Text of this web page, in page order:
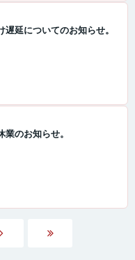
遅延についてのお知らせ。
業のお知らせ。